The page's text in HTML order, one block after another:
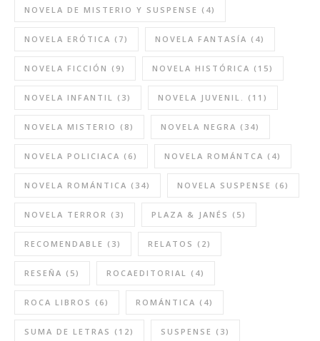
NOVELA DE MISTERIO Y SUSPENSE (4)
NOVELA ERÓTICA (7) NOVELA FANTASÍA (4)
NOVELA FICCIÓN (9) NOVELA HISTÓRICA (15)
NOVELA INFANTIL (3) NOVELA JUVENIL. (11)
NOVELA MISTERIO (8) NOVELA NEGRA (34)
NOVELA POLICIACA (6) NOVELA ROMÁNTCA (4)
NOVELA ROMÁNTICA (34) NOVELA SUSPENSE (6)
NOVELA TERROR (3) PLAZA & JANÉS (5)
RECOMENDABLE (3) RELATOS (2)
RESEÑA (5) ROCAEDITORIAL (4)
ROCA LIBROS (6) ROMÁNTICA (4)
SUMA DE LETRAS (12) SUSPENSE (3)